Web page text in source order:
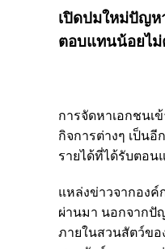
เปิดปมใหม่ปัญห
ตอบแทนน้อยไม่
การจัดหาเอกชนเ
กิจการต่างๆ เป็น
รายได้ที่ได้รับตอน
แหล่งข่าวจากองค์
ผ่านมา นอกจากปั
ภายในสวนสัตว์ขอ